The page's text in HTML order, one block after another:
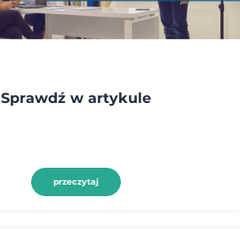
Sprawdź w artykule
przeczytaj